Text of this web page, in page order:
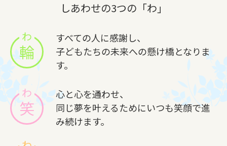
しあわせの3つの「わ」
輪
すべての人に感謝し、
子どもたちの未来への懸け橋となりま
す。
笑
心と心を通わせ、
同じ夢を叶えるためにいつも笑顔で進
み続けます。